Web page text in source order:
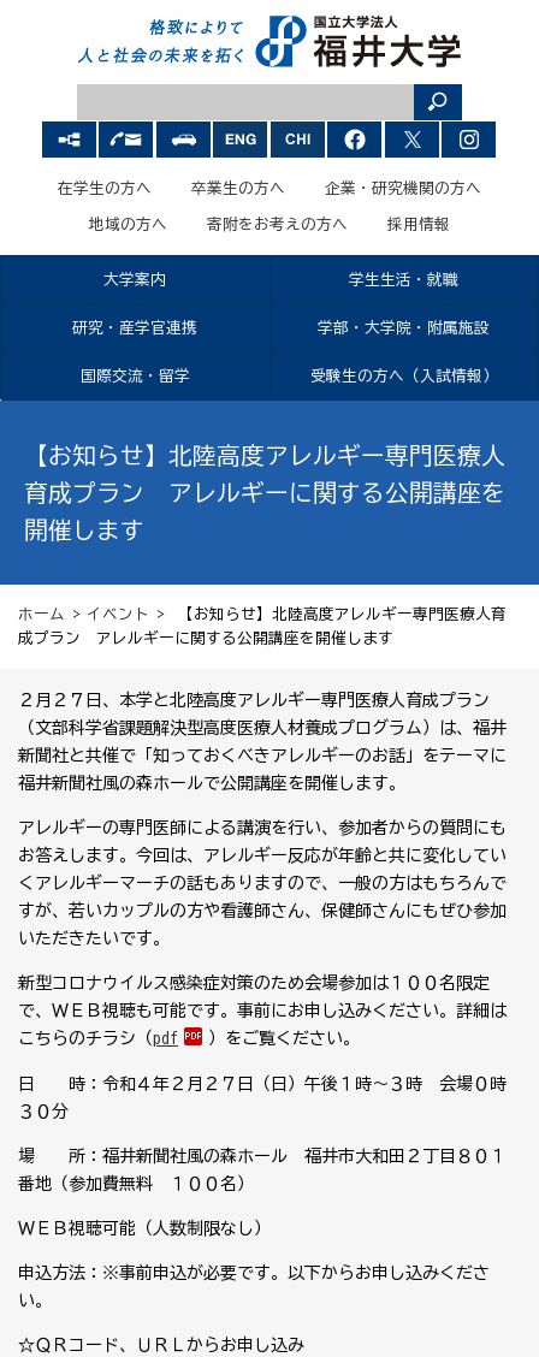
在学生の方へ 卒業生の方へ 企業・研究機関の方へ
地域の方へ 寄附をお考えの方へ 採用情報
大学案内 学生生活・就職
研究・産学官連携 学部・大学院・附属施設
国際交流・留学 受験生の方へ（入試情報）
【お知らせ】北陸高度アレルギー専門医療人
育成プラン アレルギーに関する公開講座を
開催します
ホーム > イベント
> 【お知らせ】北陸高度アレルギー専門医療人育
成プラン アレルギーに関する公開講座を開催します
２月２７日、本学と北陸高度アレルギー専門医療人育成プラン
（文部科学省課題解決型高度医療人材養成プログラム）は、福井
新聞社と共催で「知っておくべきアレルギーのお話」をテーマに
福井新聞社風の森ホールで公開講座を開催します。
アレルギーの専門医師による講演を行い、参加者からの質問にも
お答えします。今回は、アレルギー反応が年齢と共に変化してい
くアレルギーマーチの話もありますので、一般の方はもちろんで
すが、若いカップルの方や看護師さん、保健師さんにもぜひ参加
いただきたいです。
新型コロナウイルス感染症対策のため会場参加は１００名限定
で、ＷＥＢ視聴も可能です。事前にお申し込みください。詳細は
こちらのチラシ（pdf ）をご覧ください。
日 時：令和４年２月２７日（日）午後１時～３時 会場０時
３０分
場 所：福井新聞社風の森ホール 福井市大和田２丁目８０１
番地（参加費無料 １００名）
ＷＥＢ視聴可能（人数制限なし）
申込方法：※事前申込が必要です。以下からお申し込みくださ
い。
☆ＱＲコード、ＵＲＬからお申し込み